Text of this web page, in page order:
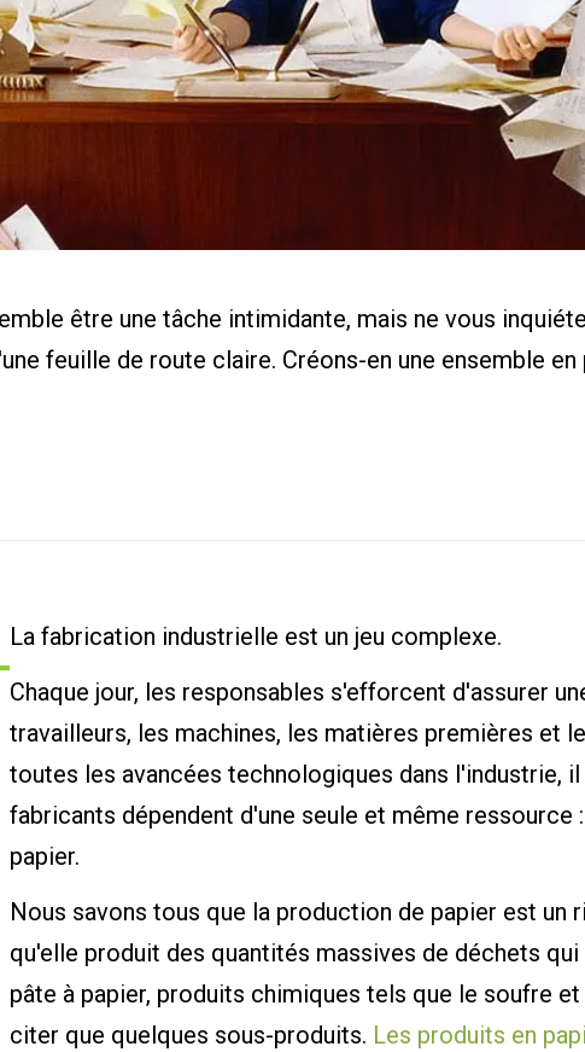
de ROI
de cas
être une tâche intimidante, mais ne vous
feuille de route claire. Créons-en une ensemble
La fabrication industrielle est un jeu complexe.
Chaque jour, les responsables s'efforcent d'assurer
travailleurs, les machines, les matières premières et
toutes les avancées technologiques dans l'industrie,
fabricants dépendent d'une seule et même
papier.
Nous savons tous que la production de papier est un
qu'elle produit des quantités massives de déchets
pâte à papier, produits chimiques tels que le soufre
citer que quelques sous-produits. Les produits en